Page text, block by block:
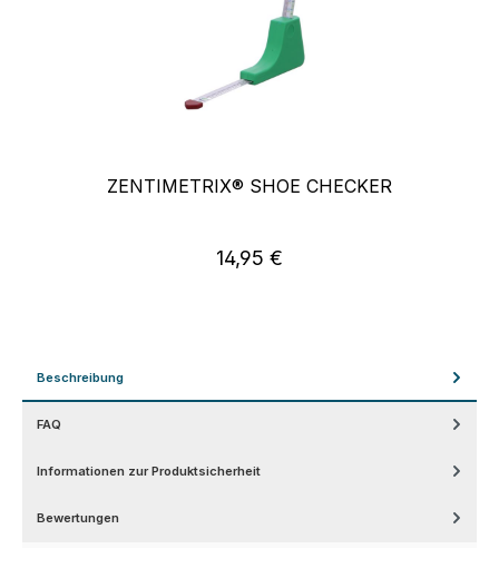
ZENTIMETRIX® SHOE CHECKER
Regulärer Preis:
14,95 €
Beschreibung
FAQ
Informationen zur Produktsicherheit
Bewertungen